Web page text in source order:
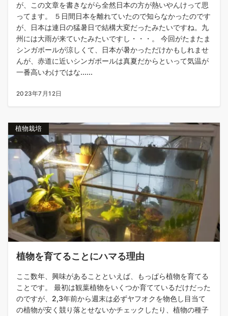
が、この文章を書きながら全然日本の方が熱いやんけって思
ってます。 ５日間日本を離れていたので知らなかったのです
が、日本は連日の猛暑日で結構大変だったみたいですね。九
州には大雨が来ていたみたいですし・・・。 今回がたまたま
シンガポールが涼しくて、日本が暑かっただけかもしれませ
んが、赤道に近いシンガポールは真夏だからといって気温が
一番高いわけではな......
2023年7月12日
植物栽培
植物を育てることにハマる理由
ここ数年、興味があることといえば、もっぱら植物を育てる
ことです。 最初は観葉植物をいくつか育てているだけだった
のですが、2,3年前から週末は必ずヤフオクを物色し目当て
の植物が安く競り落とせないかチェックしたり、植物の種子